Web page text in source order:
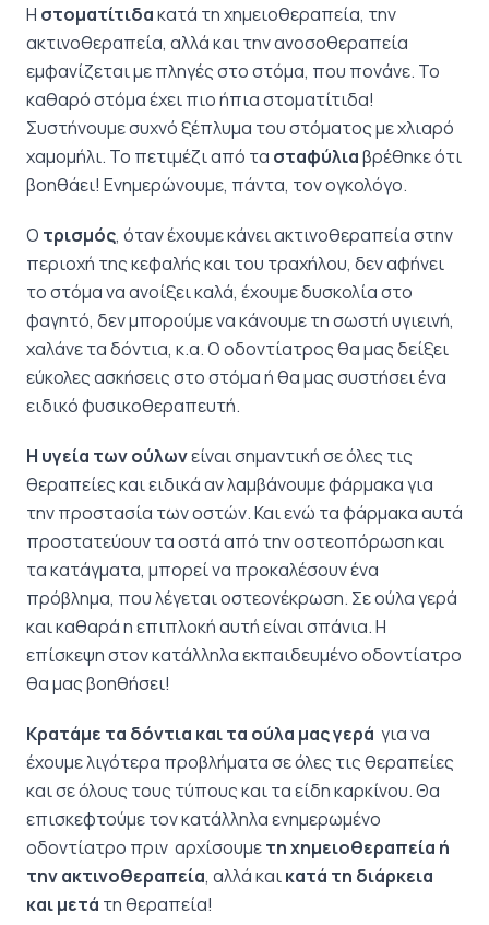
Η στοματίτιδακατά τη χημειοθεραπεία, την
ακτινοθεραπεία, αλλά και την ανοσοθεραπεία
εμφανίζεται με πληγές στο στόμα, που πονάνε. Το
καθαρό στόμα έχει πιο ήπια στοματίτιδα!
Συστήνουμε συχνό ξέπλυμα του στόματος με χλιαρό
χαμομήλι. Το πετιμέζι από τα σταφύλιαβρέθηκε ότι
βοηθάει! Ενημερώνουμε, πάντα, τον ογκολόγο.
Ο τρισμός, όταν έχουμε κάνει ακτινοθεραπεία στην
περιοχή της κεφαλής και του τραχήλου, δεν αφήνει
το στόμα να ανοίξει καλά, έχουμε δυσκολία στο
φαγητό, δεν μπορούμε να κάνουμε τη σωστή υγιεινή,
χαλάνε τα δόντια, κ.α. Ο οδοντίατρος θα μας δείξει
εύκολες ασκήσεις στο στόμα ή θα μας συστήσει ένα
ειδικό φυσικοθεραπευτή.
Η υγεία των ούλωνείναι σημαντική σε όλες τις
θεραπείες και ειδικά αν λαμβάνουμε φάρμακα για
την προστασία των οστών. Και ενώ τα φάρμακα αυτά
προστατεύουν τα οστά από την οστεοπόρωση και
τα κατάγματα, μπορεί να προκαλέσουν ένα
πρόβλημα, που λέγεται οστεονέκρωση. Σε ούλα γερά
και καθαρά η επιπλοκή αυτή είναι σπάνια. Η
επίσκεψη στον κατάλληλα εκπαιδευμένο οδοντίατρο
θα μας βοηθήσει!
Κρατάμε τα δόντια και τα ούλα μας γερά για να
έχουμε λιγότερα προβλήματα σε όλες τις θεραπείες
και σε όλους τους τύπους και τα είδη καρκίνου. Θα
επισκεφτούμε τον κατάλληλα ενημερωμένο
οδοντίατρο πριν αρχίσουμετη χημειοθεραπεία ή
την ακτινοθεραπεία, αλλά καικατά τη διάρκεια
και μετά τη θεραπεία!